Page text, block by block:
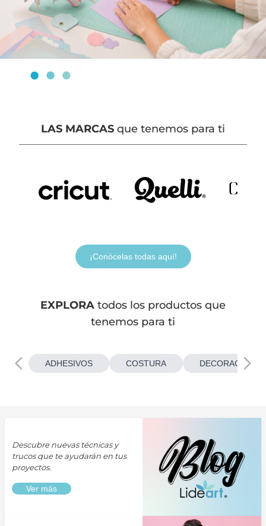
LAS MARCAS que tenemos para ti
¡Conócelas todas aquí!
EXPLORA todos los productos que
tenemos para ti
ADHESIVOS COSTURA
Descubre nuevas técnicas y
trucos que te ayudarán en tus
proyectos.
Ver más